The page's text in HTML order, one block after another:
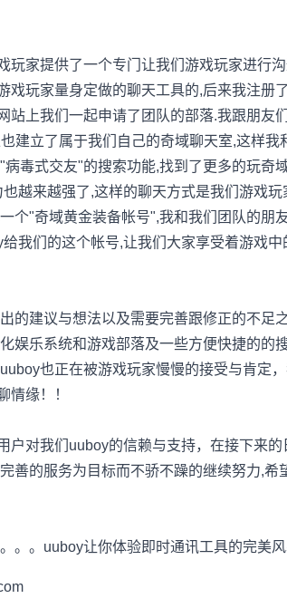
家提供了一个专门让我们游戏玩家进行沟
戏玩家量身定做的聊天工具的,后来我注册
站上我们一起申请了团队的部落.我跟朋友
建立了属于我们自己的奇域聊天室,这样
毒式交友"的搜索功能,找到了更多的玩奇
越来越强了,这样的聊天方式是我们游戏
个"奇域黄金装备帐号",我和我们团队的朋
我们的这个帐号,让我们大家享受着游戏
建议与想法以及需要完善跟修正的不足
娱乐系统和游戏部落及一些方便快捷的的
也正在被游戏玩家慢慢的接受与肯定
情缘！！
对我们uuboy的信赖与支持，在接下来的
善的服务为目标而不骄不躁的继续努力,希
。uuboy让你体验即时通讯工具的完美风